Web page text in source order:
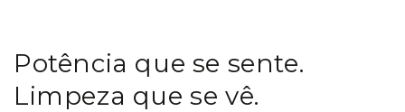
Potência que se sente.
Limpeza que se vê.